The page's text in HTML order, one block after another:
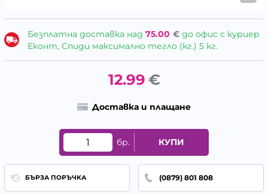
Безплатна доставка над 75.00 €до офис с куриер
Еконт, Спиди максимално тегло (кг.) 5 кг.
12.99 €
Доставка и плащане
бр. КУПИ
БЪРЗА ПОРЪЧКА (0879) 801 808